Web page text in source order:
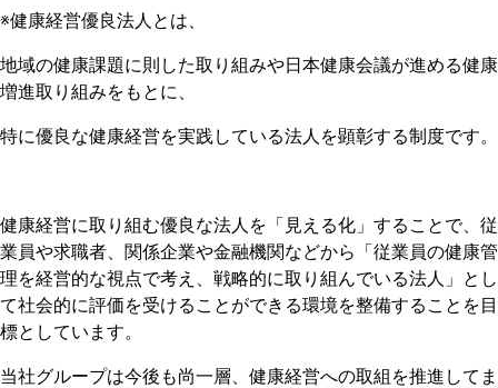
※健康経営優良法人とは、
地域の健康課題に則した取り組みや日本健康会議が進める健康
増進取り組みをもとに、
特に優良な健康経営を実践している法人を顕彰する制度です。
健康経営に取り組む優良な法人を「見える化」することで、従
業員や求職者、関係企業や金融機関などから「従業員の健康管
理を経営的な視点で考え、戦略的に取り組んでいる法人」とし
て社会的に評価を受けることができる環境を整備することを目
標としています。
当社グループは今後も尚一層、健康経営への取組を推進してま